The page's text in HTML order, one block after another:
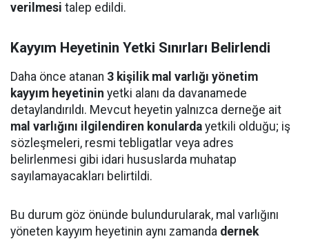
verilmesi talep edildi.
Kayyım Heyetinin Yetki Sınırları Belirlendi
Daha önce atanan 3 kişilik mal varlığı yönetim
kayyım heyetinin yetki alanı da davanamede
detaylandırıldı. Mevcut heyetin yalnızca derneğe ait
mal varlığını ilgilendiren konularda yetkili olduğu; iş
sözleşmeleri, resmi tebligatlar veya adres
belirlenmesi gibi idari hususlarda muhatap
sayılamayacakları belirtildi.
Bu durum göz önünde bulundurularak, mal varlığını
yöneten kayyım heyetinin aynı zamanda dernek